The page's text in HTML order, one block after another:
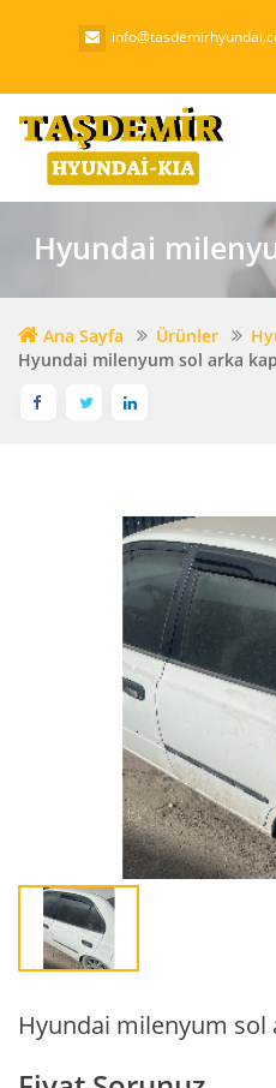
Hyundai
Ana Sayfa Ürünler
Hyundai milenyum sol arka
Hyundai milenyum sol